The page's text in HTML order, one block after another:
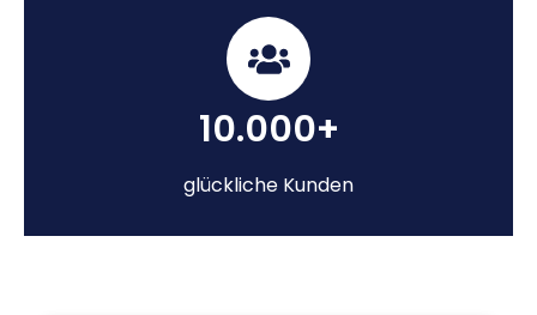
10.000+
glückliche Kunden